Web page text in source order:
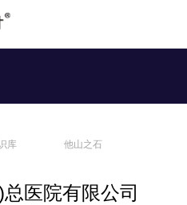
计新闻
库 他山之石
医院有限公司